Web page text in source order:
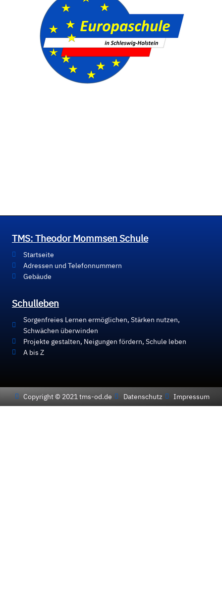
TMS: Theodor Mommsen Schule
Startseite
Adressen und Telefonnummern
Gebäude
Schulleben
Sorgenfreies Lernen ermöglichen, Stärken nutzen,
Schwächen überwinden
Projekte gestalten, Neigungen fördern, Schule leben
A bis Z
Copyright © 2021 tms-od.de Datenschutz Impressum